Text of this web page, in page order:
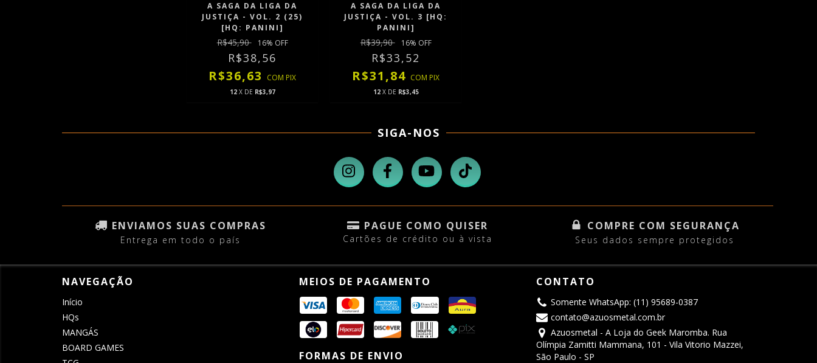
A SAGA DA LIGA DA
JUSTIÇA - VOL. 2 (25)
[HQ: PANINI]
R$45,90 16% OFF
R$38,56
R$36,63 COM PIX
12 X DE R$3,97
A SAGA DA LIGA DA
JUSTIÇA - VOL. 3 [HQ:
PANINI]
R$39,90 16% OFF
R$33,52
R$31,84 COM PIX
12 X DE R$3,45
SIGA-NOS
ENVIAMOS SUAS COMPRAS
Entrega em todo o país
PAGUE COMO QUISER
Cartões de crédito ou à vista
COMPRE COM SEGURANÇA
Seus dados sempre protegidos
NAVEGAÇÃO
Início
HQs
MANGÁS
BOARD GAMES
MEIOS DE PAGAMENTO
FORMAS DE ENVIO
CONTATO
Somente WhatsApp: (11) 95689-0387
contato@azuosmetal.com.br
Azuosmetal - A Loja do Geek Maromba. Rua
Olímpia Zamitti Mammana, 101 - Vila Vitorio Mazzei,
São Paulo - SP